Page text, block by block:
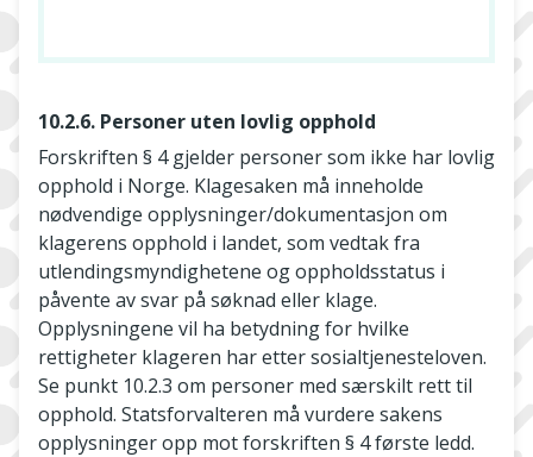
10.2.6. Personer uten lovlig opphold
Forskriften § 4 gjelder personer som ikke har lovlig
opphold i Norge. Klagesaken må inneholde
nødvendige opplysninger/dokumentasjon om
klagerens opphold i landet, som vedtak fra
utlendingsmyndighetene og oppholdsstatus i
påvente av svar på søknad eller klage.
Opplysningene vil ha betydning for hvilke
rettigheter klageren har etter sosialtjenesteloven.
Se punkt 10.2.3 om personer med særskilt rett til
opphold. Statsforvalteren må vurdere sakens
opplysninger opp mot forskriften § 4 første ledd.